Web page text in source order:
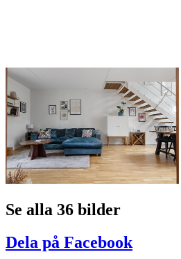
Se alla 36 bilder
Dela på Facebook